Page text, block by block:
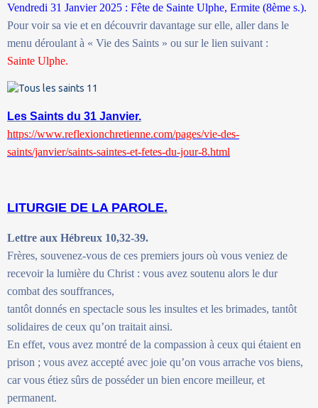
Vendredi 31 Janvier 2025 : Fête de Sainte Ulphe, Ermite (8ème s.).
Pour voir sa vie et en découvrir davantage sur elle, aller dans le
menu déroulant à « Vie des Saints » ou sur le lien suivant :
Sainte Ulphe.
Les Saints du 31 Janvier.
https://www.reflexionchretienne.com/pages/vie-des-
saints/janvier/saints-saintes-et-fetes-du-jour-8.html
LITURGIE DE LA PAROLE.
Lettre aux Hébreux 10,32-39.
Frères, souvenez-vous de ces premiers jours où vous veniez de
recevoir la lumière du Christ : vous avez soutenu alors le dur
combat des souffrances,
tantôt donnés en spectacle sous les insultes et les brimades, tantôt
solidaires de ceux qu’on traitait ainsi.
En effet, vous avez montré de la compassion à ceux qui étaient en
prison ; vous avez accepté avec joie qu’on vous arrache vos biens,
car vous étiez sûrs de posséder un bien encore meilleur, et
permanent.